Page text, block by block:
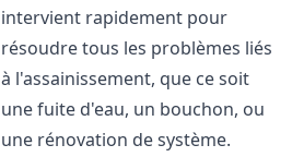
intervient rapidement pour
résoudre tous les problèmes liés
à l'assainissement, que ce soit
une fuite d'eau, un bouchon, ou
une rénovation de système.